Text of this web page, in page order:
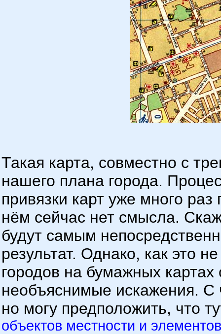
Такая карта, совместно с
нашего плана города.
привязки карт уже много
нём сейчас нет смысла.
будут самым
результат. Однако, как это
городов на бумажных
необъяснимые искажения. С
но могу предположить, что
объектов местности и